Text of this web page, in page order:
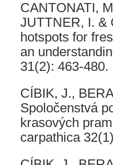
CANTONATI,
JUTTNER, I. &
hotspots for
an
31(2): 463-480.
CÍBIK, J.,
Spoločenstvá
krasových
carpathica